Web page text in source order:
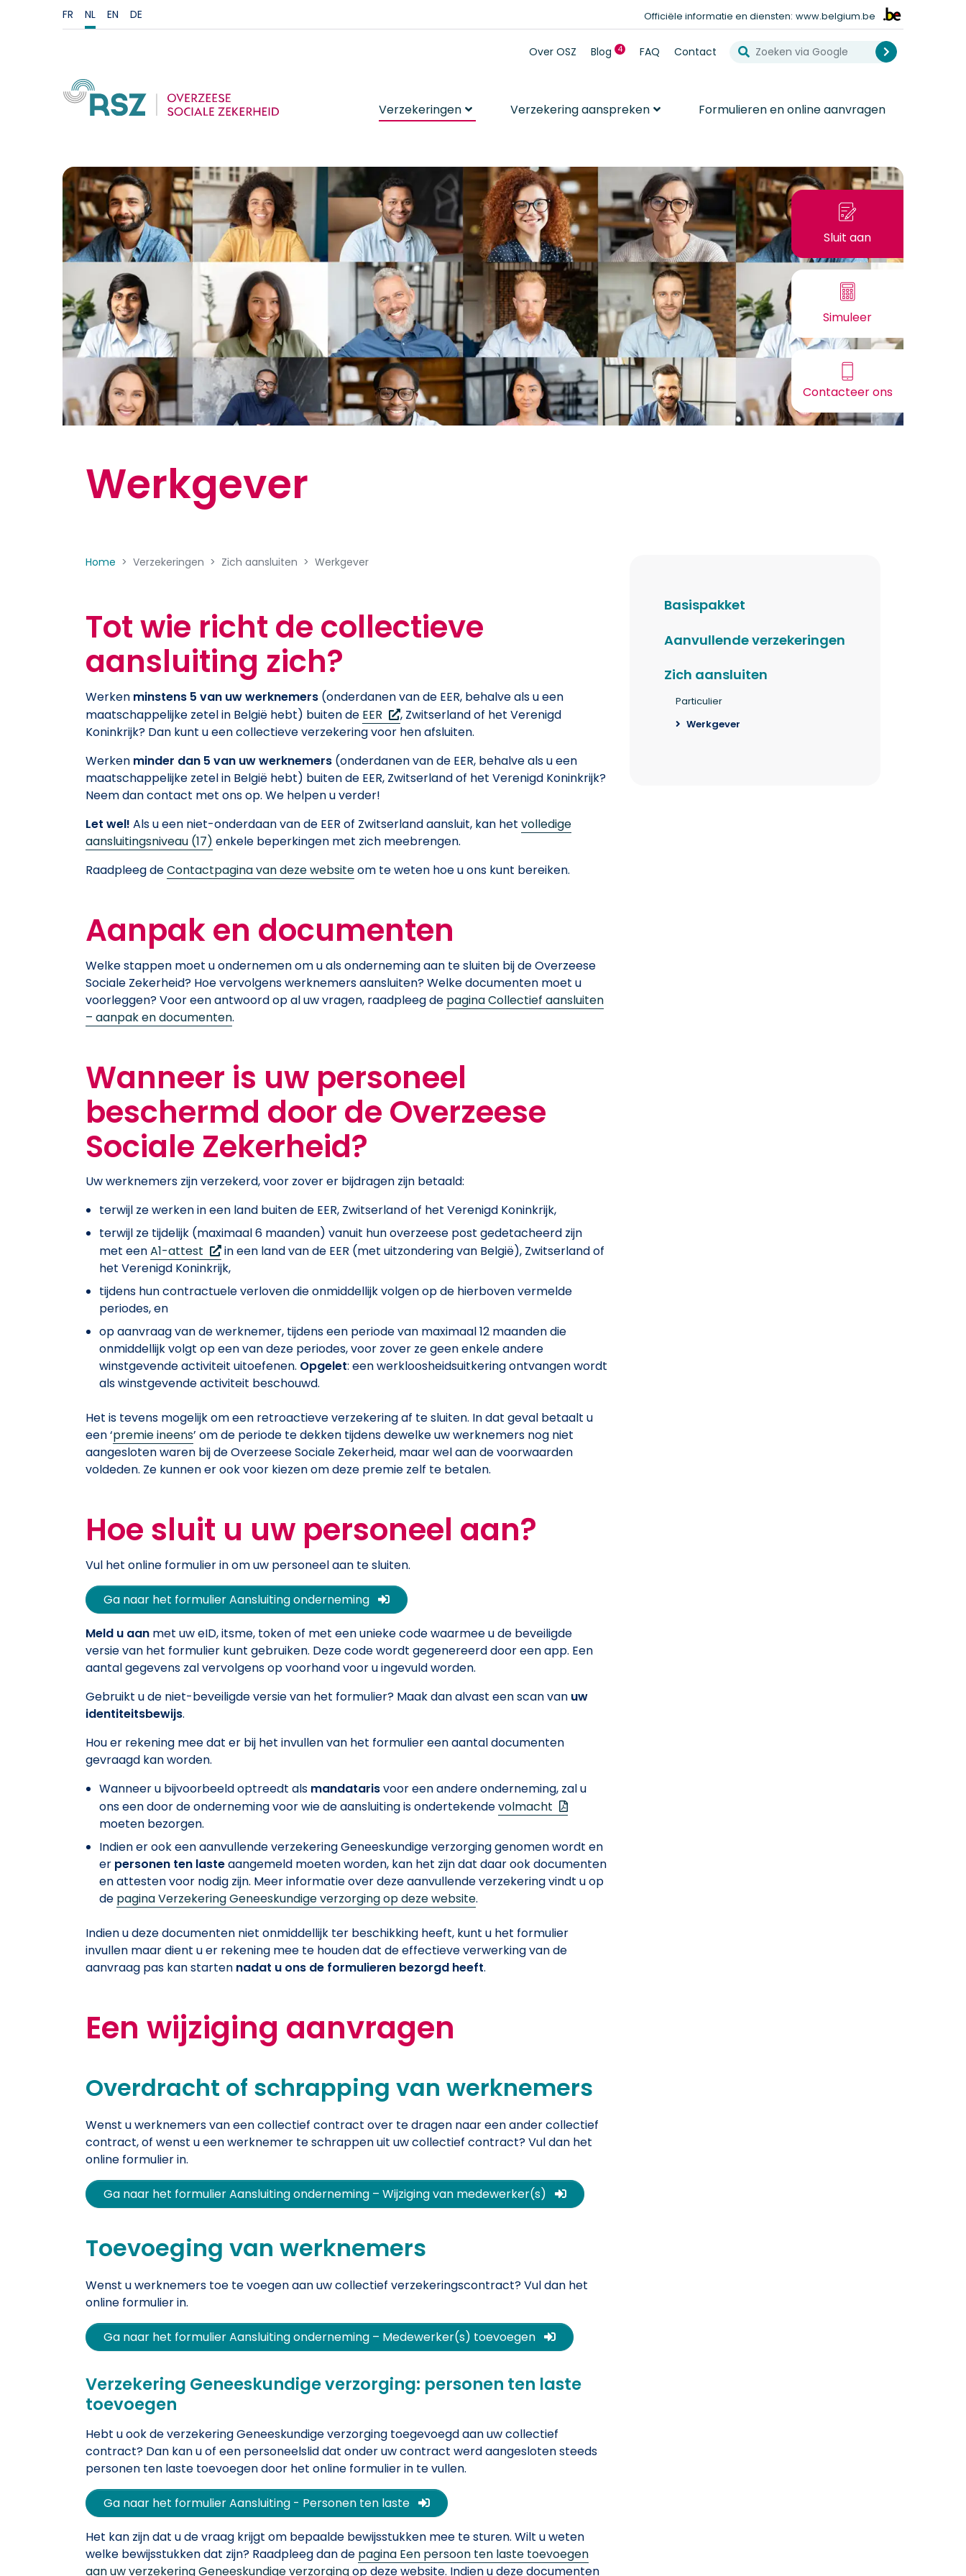
FR NL EN DE Officiële informatie en diensten: www.belgium.be
Over OSZ Blog 4 4 new blogs
FAQ Contact Zoeken via Google
Search
Verzekeringen Verzekering aanspreken Formulieren en online aanvragen
Sluit aan
Simuleer
Contacteer ons
Werkgever
Home Verzekeringen Zich aansluiten Werkgever
Tot wie richt de collectieve
aansluiting zich?
Werken minstens 5 van uw werknemers (onderdanen van de EER, behalve als u een
maatschappelijke zetel in België hebt) buiten de EER (Nieuw venster)
, Zwitserland of het Verenigd
Koninkrijk? Dan kunt u een collectieve verzekering voor hen afsluiten.
Werken minder dan 5 van uw werknemers (onderdanen van de EER, behalve als u een
maatschappelijke zetel in België hebt) buiten de EER, Zwitserland of het Verenigd Koninkrijk?
Neem dan contact met ons op. We helpen u verder!
Let wel! Als u een niet-onderdaan van de EER of Zwitserland aansluit, kan het volledige
aansluitingsniveau (17) enkele beperkingen met zich meebrengen.
Raadpleeg deContactpagina van deze websiteom te weten hoe u ons kunt bereiken.
Aanpak en documenten
Welke stappen moet u ondernemen om u als onderneming aan te sluiten bij de Overzeese
Sociale Zekerheid? Hoe vervolgens werknemers aansluiten? Welke documenten moet u
voorleggen? Voor een antwoord op al uw vragen, raadpleeg de pagina Collectief aansluiten
– aanpak en documenten.
Wanneer is uw personeel
beschermd door de Overzeese
Sociale Zekerheid?
Uw werknemers zijn verzekerd, voor zover er bijdragen zijn betaald:
terwijl ze werken in een land buiten de EER, Zwitserland of het Verenigd Koninkrijk,
terwijl ze tijdelijk (maximaal 6 maanden) vanuit hun overzeese post gedetacheerd zijn
met eenA1-attest (Nieuw venster)
in een land van de EER (met uitzondering van België), Zwitserland of
het Verenigd Koninkrijk,
tijdens hun contractuele verloven die onmiddellijk volgen op de hierboven vermelde
periodes, en
op aanvraag van de werknemer, tijdens een periode van maximaal 12 maanden die
onmiddellijk volgt op een van deze periodes, voor zover ze geen enkele andere
winstgevende activiteit uitoefenen. Opgelet: een werkloosheidsuitkering ontvangen wordt
als winstgevende activiteit beschouwd.
Het is tevens mogelijk om een retroactieve verzekering af te sluiten. In dat geval betaalt u
een ‘premie ineens’ om de periode te dekken tijdens dewelke uw werknemers nog niet
aangesloten waren bij de Overzeese Sociale Zekerheid, maar wel aan de voorwaarden
voldeden. Ze kunnen er ook voor kiezen om deze premie zelf te betalen.
Hoe sluit u uw personeel aan?
Vul het online formulier in om uw personeel aan te sluiten.
Ga naar het formulier Aansluiting onderneming (Nieuw venster)
Meld u aan met uw eID, itsme, token of met een unieke code waarmee u de beveiligde
versie van het formulier kunt gebruiken. Deze code wordt gegenereerd door een app. Een
aantal gegevens zal vervolgens op voorhand voor u ingevuld worden.
Gebruikt u de niet-beveiligde versie van het formulier? Maak dan alvast een scan van uw
identiteitsbewijs.
Hou er rekening mee dat er bij het invullen van het formulier een aantal documenten
gevraagd kan worden.
Wanneer u bijvoorbeeld optreedt als mandatarisvoor een andere onderneming, zal u
ons een door de onderneming voor wie de aansluiting is ondertekendevolmacht (.pdf — Nieuw venster)
moeten bezorgen.
Indien er ook een aanvullende verzekering Geneeskundige verzorging genomen wordt en
er personen ten lasteaangemeld moeten worden, kan het zijn dat daar ook documenten
en attesten voor nodig zijn. Meer informatie over deze aanvullende verzekering vindt u op
de pagina Verzekering Geneeskundige verzorging op deze website.
Indien u deze documenten niet onmiddellijk ter beschikking heeft, kunt u het formulier
invullen maar dient u er rekening mee te houden dat de effectieve verwerking van de
aanvraag pas kan starten nadat u ons de formulieren bezorgd heeft.
Een wijziging aanvragen
Overdracht of schrapping van werknemers
Wenst u werknemers van een collectief contract over te dragen naar een ander collectief
contract, of wenst u een werknemer te schrappen uit uw collectief contract? Vul dan het
online formulier in.
Ga naar het formulier Aansluiting onderneming – Wijziging van medewerker(s) (Nieuw venster)
Toevoeging van werknemers
Wenst u werknemers toe te voegen aan uw collectief verzekeringscontract? Vul dan het
online formulier in.
Ga naar het formulier Aansluiting onderneming – Medewerker(s) toevoegen (Nieuw venster)
Verzekering Geneeskundige verzorging: personen ten laste
toevoegen
Hebt u ook de verzekering Geneeskundige verzorging toegevoegd aan uw collectief
contract? Dan kan u of een personeelslid dat onder uw contract werd aangesloten steeds
personen ten laste toevoegen door het online formulier in te vullen.
Ga naar het formulier Aansluiting - Personen ten laste (Nieuw venster)
Het kan zijn dat u de vraag krijgt om bepaalde bewijsstukken mee te sturen. Wilt u weten
welke bewijsstukken dat zijn? Raadpleeg dan de pagina Een persoon ten laste toevoegen
aan uw verzekering Geneeskundige verzorgingop deze website. Indien u deze documenten
Basispakket
Aanvullende verzekeringen
Zich aansluiten
Particulier
Werkgever